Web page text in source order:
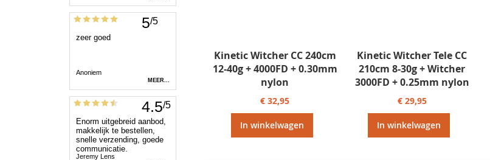
Kinetic Witcher CC 240cm
12-40g + 4000FD + 0.30mm
nylon
€ 32,95
In winkelwagen
Kinetic Witcher Tele CC
210cm 8-30g + Witcher
3000FD + 0.25mm nylon
€ 29,95
In winkelwagen